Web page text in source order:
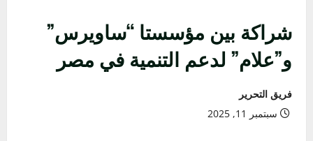
شراكة بين مؤسستا “ساويرس”
و”علام” لدعم التنمية في مصر
فريق التحرير
سبتمبر 11, 2025